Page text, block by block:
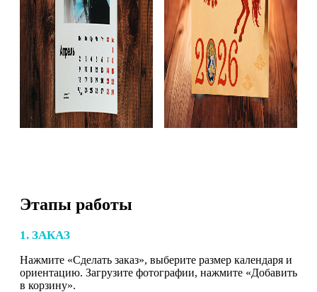
Этапы работы
1. ЗАКАЗ
Нажмите «Сделать заказ», выберите размер календаря и
ориентацию. Загрузите фотографии, нажмите «Добавить
в корзину».